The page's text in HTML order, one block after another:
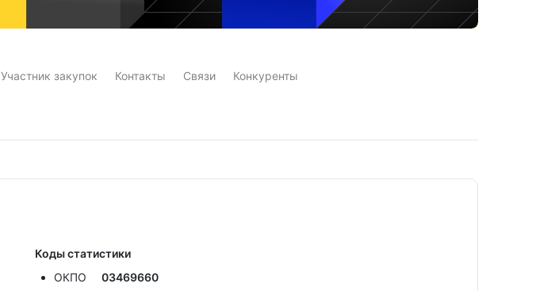
Участник закупок Контакты Связи Конкуренты
Коды статистики
ОКПО
03469660